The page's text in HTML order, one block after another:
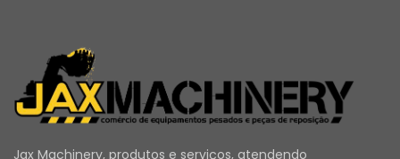
Jax Machinery, produtos e serviços, atendendo